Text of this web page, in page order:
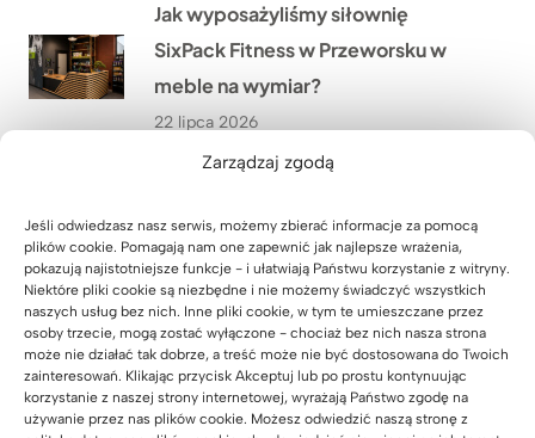
Zarządzaj zgodą
Jeśli odwiedzasz nasz serwis, możemy zbierać informacje za pomocą
plików cookie. Pomagają nam one zapewnić jak najlepsze wrażenia,
pokazują najistotniejsze funkcje - i ułatwiają Państwu korzystanie z witryny.
Niektóre pliki cookie są niezbędne i nie możemy świadczyć wszystkich
naszych usług bez nich. Inne pliki cookie, w tym te umieszczane przez
osoby trzecie, mogą zostać wyłączone - chociaż bez nich nasza strona
może nie działać tak dobrze, a treść może nie być dostosowana do Twoich
zainteresowań. Klikając przycisk Akceptuj lub po prostu kontynuując
korzystanie z naszej strony internetowej, wyrażają Państwo zgodę na
używanie przez nas plików cookie. Możesz odwiedzić naszą stronę z
Jak wyposażyliśmy siłownię
SixPack Fitness w Przeworsku w
meble na wymiar?
22 lipca 2026
w ramach modernizacji oddziału
PGE w Szczecinie?
21 lipca 2026
Co przekonało Pana Artura z
Krakowa do narożnego biurka z